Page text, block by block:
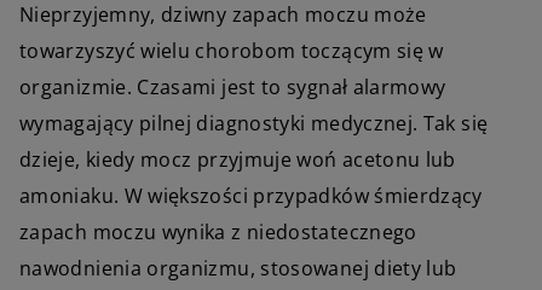
Nieprzyjemny, dziwny zapach moczu może
towarzyszyć wielu chorobom toczącym się w
organizmie. Czasami jest to sygnał alarmowy
wymagający pilnej diagnostyki medycznej. Tak się
dzieje, kiedy mocz przyjmuje woń acetonu lub
amoniaku. W większości przypadków śmierdzący
zapach moczu wynika z niedostatecznego
nawodnienia organizmu, stosowanej diety lub